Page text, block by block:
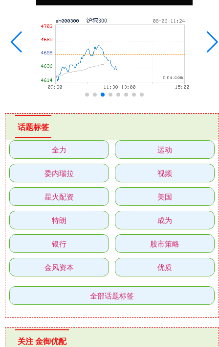
话题标签
全力 运动
委内瑞拉 视频
星火配资 美国
特朗 成为
银行 股市策略
金风资本 优质
全部话题标签
关注 金御优配